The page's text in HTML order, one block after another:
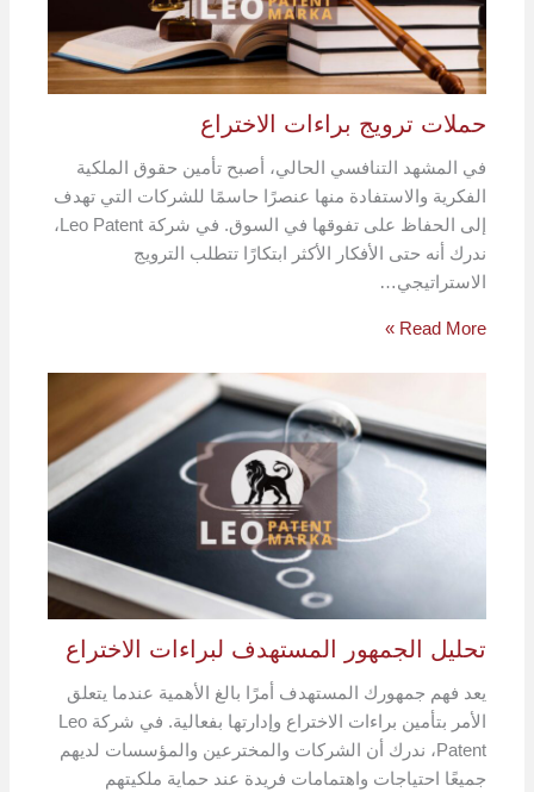
حملات ترويج براءات الاختراع
في المشهد التنافسي الحالي، أصبح تأمين حقوق الملكية
الفكرية والاستفادة منها عنصرًا حاسمًا للشركات التي تهدف
إلى الحفاظ على تفوقها في السوق. في شركة Leo Patent،
ندرك أنه حتى الأفكار الأكثر ابتكارًا تتطلب الترويج
الاستراتيجي…
Read More »
تحليل الجمهور المستهدف لبراءات الاختراع
يعد فهم جمهورك المستهدف أمرًا بالغ الأهمية عندما يتعلق
الأمر بتأمين براءات الاختراع وإدارتها بفعالية. في شركة Leo
Patent، ندرك أن الشركات والمخترعين والمؤسسات لديهم
جميعًا احتياجات واهتمامات فريدة عند حماية ملكيتهم